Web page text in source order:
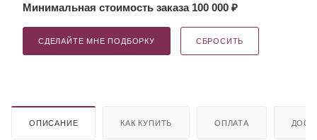
Минимальная стоимость заказа 100 000 ₽
СДЕЛАЙТЕ МНЕ ПОДБОРКУ СБРОСИТЬ
ОПИСАНИЕ КАК КУПИТЬ ОПЛАТА